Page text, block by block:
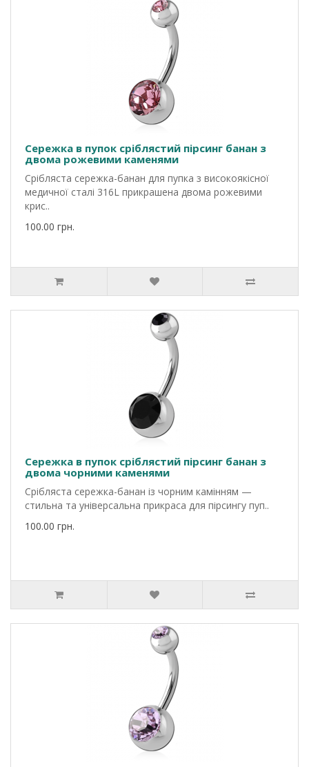
Сережка в пупок сріблястий пірсинг банан з
двома рожевими каменями
Срібляста сережка-банан для пупка з високоякісної
медичної сталі 316L прикрашена двома рожевими
крис..
100.00 грн.
Сережка в пупок сріблястий пірсинг банан з
двома чорними каменями
Срібляста сережка-банан із чорним камінням —
стильна та універсальна прикраса для пірсингу пуп..
100.00 грн.